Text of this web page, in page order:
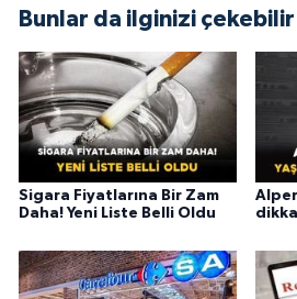
Bunlar da ilginizi çekebilir
Sigara Fiyatlarına Bir Zam
Daha! Yeni Liste Belli Oldu
Alper